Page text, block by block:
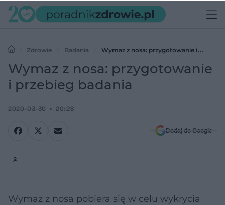
Zdrowie Badania
Wymaz z nosa: przygotowanie i
przebieg badania
Wymaz z nosa: przygotowanie
i przebieg badania
2020-03-30 20:28
Dodaj do Google
Wymaz z nosa pobiera się w celu wykrycia